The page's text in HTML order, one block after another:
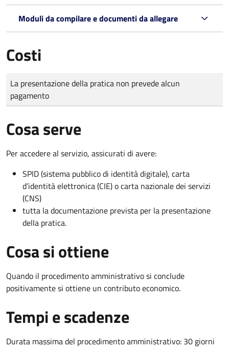
Moduli da compilare e documenti da allegare
Costi
Tipo di pagamento
Importo
La presentazione della pratica non prevede alcun
pagamento
Cosa serve
Per accedere al servizio, assicurati di avere:
SPID (sistema pubblico di identità digitale), carta
d’identità elettronica (CIE) o carta nazionale dei servizi
(CNS)
tutta la documentazione prevista per la presentazione
della pratica.
Cosa si ottiene
Quando il procedimento amministrativo si conclude
positivamente si ottiene un contributo economico.
Tempi e scadenze
Durata massima del procedimento amministrativo: 30 giorni